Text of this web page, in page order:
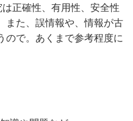
正確性、有用性、安全性
また、誤情報や、情報が古
ので。あくまで参考程度に